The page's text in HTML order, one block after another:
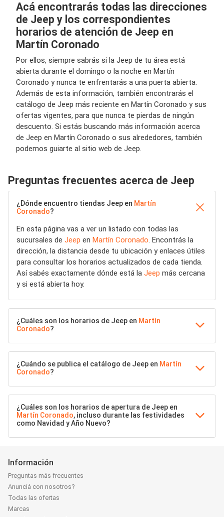
Acá encontrarás todas las direcciones
de Jeep y los correspondientes
horarios de atención de Jeep en
Martín Coronado
Por ellos, siempre sabrás si la Jeep de tu área está
abierta durante el domingo o la noche en Martín
Coronado y nunca te enfrentarás a una puerta abierta.
Además de esta información, también encontrarás el
catálogo de Jeep más reciente en Martín Coronado y sus
ofertas vigentes, para que nunca te pierdas de ningún
descuento. Si estás buscando más información acerca
de Jeep en Martín Coronado o sus alrededores, también
podemos guiarte al sitio web de Jeep.
Preguntas frecuentes acerca de Jeep
¿Dónde encuentro tiendas Jeep en Martín
Coronado?
En esta página vas a ver un listado con todas las
sucursales de Jeep en Martín Coronado. Encontrás la
dirección, la distancia desde tu ubicación y enlaces útiles
para consultar los horarios actualizados de cada tienda.
Así sabés exactamente dónde está la Jeep más cercana
y si está abierta hoy.
¿Cuáles son los horarios de Jeep en Martín
Coronado?
¿Cuándo se publica el catálogo de Jeep en Martín
Coronado?
¿Cuáles son los horarios de apertura de Jeep en
Martín Coronado, incluso durante las festividades
como Navidad y Año Nuevo?
Información
Preguntas más frecuentes
Anunciá con nosotros?
Todas las ofertas
Marcas